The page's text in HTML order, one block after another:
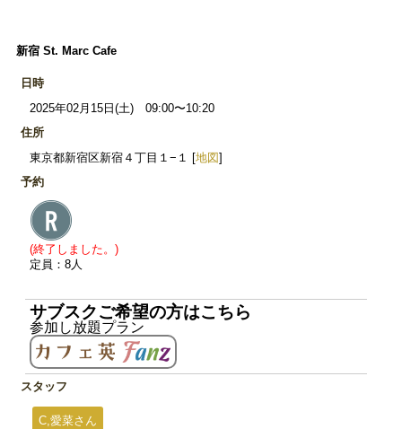
新宿 St. Marc Cafe
日時
2025年02月15日(土) 09:00〜10:20
住所
東京都新宿区新宿４丁目１−１ [地図]
予約
(終了しました。)
定員：8人
サブスクご希望の方はこちら
参加し放題プラン
スタッフ
C,愛菜さん